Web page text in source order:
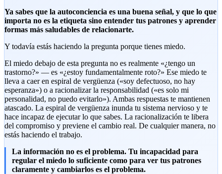
Ya sabes que la autoconciencia es una buena señal, y que lo que
importa no es la etiqueta sino entender tus patrones y aprender
formas más saludables de relacionarte.
Y todavía estás haciendo la pregunta porque tienes miedo.
El miedo debajo de esta pregunta no es realmente «¿tengo un
trastorno?» — es «¿estoy fundamentalmente roto?» Ese miedo te
lleva a caer en espiral de vergüenza («soy defectuoso, no hay
esperanza») o a racionalizar la responsabilidad («es solo mi
personalidad, no puedo evitarlo»). Ambas respuestas te mantienen
atascado. La espiral de vergüenza inunda tu sistema nervioso y te
hace incapaz de ejecutar lo que sabes. La racionalización te libera
del compromiso y previene el cambio real. De cualquier manera, no
estás haciendo el trabajo.
La información no es el problema. Tu incapacidad para
regular el miedo lo suficiente como para ver tus patrones
claramente y cambiarlos es el problema.